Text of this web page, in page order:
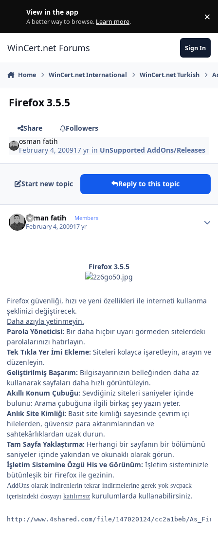
View in the app
A better way to browse. Learn more. ×
WinCert.net Forums Sign In
Home WinCert.net International WinCert.net Turkish
Firefox 3.5.5
Share
Followers
osman fatih
February 4, 200917 yr in UnSupported AddOns/Releases
Start new topic Reply to this topic
osman fatih Members
February 4, 200917 yr
Firefox 3.5.5
Firefox güvenliği, hızı ve yeni özellikleri ile interneti kullanma
şeklinizi değiştirecek.
Daha azıyla yetinmeyin.
Parola Yöneticisi: Bir daha hiçbir uyarı görmeden sitelerdeki
parolalarınızı hatırlayın.
Tek Tıkla Yer İmi Ekleme: Siteleri kolayca işaretleyin, arayın ve
düzenleyin.
Geliştirilmiş Başarım: Bilgisayarınızın belleğinden daha az
kullanarak sayfaları daha hızlı görüntüleyin.
Akıllı Konum Çubuğu: Sevdiğiniz siteleri saniyeler içinde
bulunu: Arama çubuğuna ilgili birkaç şey yazın yeter.
Anlık Site Kimliği: Basit site kimliği sayesinde çevrim içi
hilelerden, güvensiz para aktarımlarından ve
sahtekârlıklardan uzak durun.
Tam Sayfa Yaklaştırma: Herhangi bir sayfanın bir bölümünü
saniyeler içinde yakından ve okunaklı olarak görün.
İşletim Sistemine Özgü His ve Görünüm: İşletim sisteminizle
bütünleşik bir Firefox ile gezinin.
AddOns olarak indirenlerin tekrar indirmelerine gerek yok svcpack
içerisindeki dosyayı katılımsız kurulumlarda kullanabilirsiniz.
http://www.4shared.com/file/147020124/cc2a1beb/